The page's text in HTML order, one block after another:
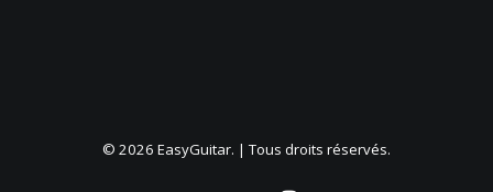
© 2026 EasyGuitar. | Tous droits réservés.